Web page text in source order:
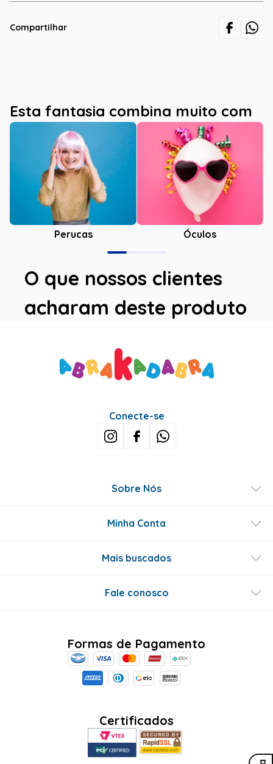
Compartilhar
Esta fantasia combina muito com
Perucas Óculos
O que nossos clientes
acharam deste produto
Avaliações
Este produto ainda não tem avaliações
SEJA O PRIMEIRO A AVALIAR
Perguntas & respostas
Este produto ainda não tem perguntas
Conecte-se